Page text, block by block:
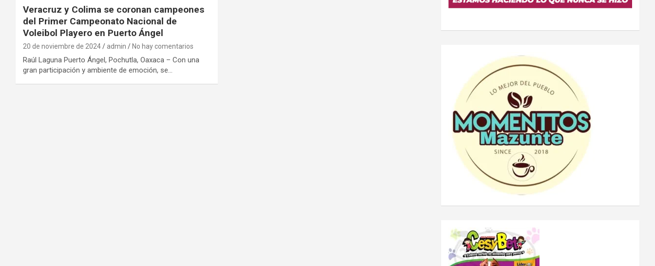
Veracruz y Colima se coronan campeones
del Primer Campeonato Nacional de
Voleibol Playero en Puerto Ángel
20 de noviembre de 2024 admin No hay comentarios
Raúl Laguna Puerto Ángel, Pochutla, Oaxaca – Con una
gran participación y ambiente de emoción, se…